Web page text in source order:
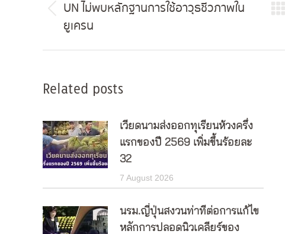
post:
UN ไม่พบหลักฐานการใช้อาวุธชีวภาพใน
ยูเครน
Related posts
เวียดนามส่งออกทุเรียนห้วงครึ่ง
แรกของปี 2569 เพิ่มขึ้นร้อยละ
32
7 August 2026
นรม.ญี่ปุ่นสงวนท่าทีต่อการแก้ไข
หลักการปลอดนิวเคลียร์ของ